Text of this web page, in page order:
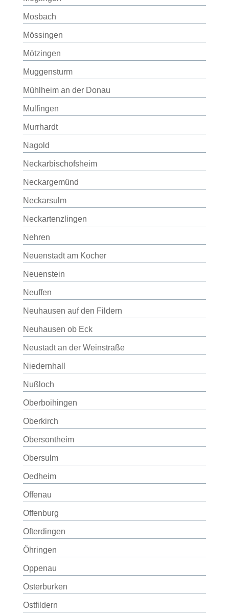
Mosbach
Mössingen
Mötzingen
Muggensturm
Mühlheim an der Donau
Mulfingen
Murrhardt
Nagold
Neckarbischofsheim
Neckargemünd
Neckarsulm
Neckartenzlingen
Nehren
Neuenstadt am Kocher
Neuenstein
Neuffen
Neuhausen auf den Fildern
Neuhausen ob Eck
Neustadt an der Weinstraße
Niedernhall
Nußloch
Oberboihingen
Oberkirch
Obersontheim
Obersulm
Oedheim
Offenau
Offenburg
Ofterdingen
Öhringen
Oppenau
Osterburken
Ostfildern